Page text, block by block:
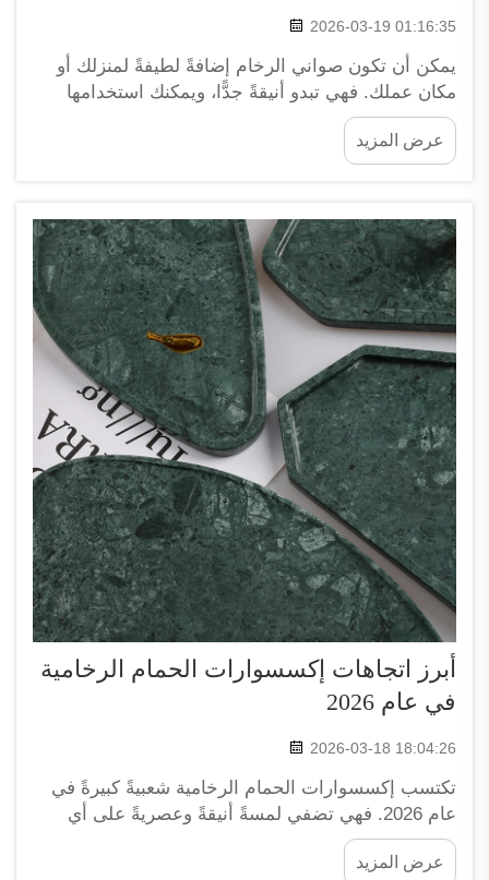
2026-03-19 01:16:35
يمكن أن تكون صواني الرخام إضافةً لطيفةً لمنزلك أو
مكان عملك. فهي تبدو أنيقةً جدًّا، ويمكنك استخدامها
بطرقٍ عديدةٍ مختلفةٍ. ويتساءل الكثيرون عما إذا كانت
تستحق المال المدفوع مقابلها أم لا. لذا دعونا نستعرض
معًا الإيجابيات والسلبيات المرتبطة بصواني الرخام، كي
عرض المزيد
أبرز اتجاهات إكسسوارات الحمام الرخامية
في عام 2026
2026-03-18 18:04:26
تكتسب إكسسوارات الحمام الرخامية شعبيةً كبيرةً في
عام 2026. فهي تضفي لمسةً أنيقةً وعصريةً على أي
هذه المنتجات الجميلة. والرخام لا يكتسب جماله فقط
عرض المزيد